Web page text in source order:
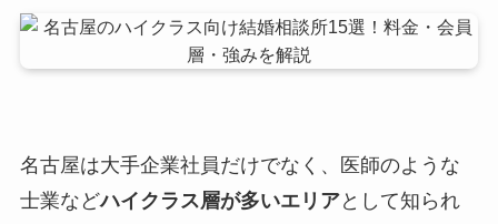
名古屋は大手企業社員だけでなく、医師のような
士業などハイクラス層が多いエリアとして知られ